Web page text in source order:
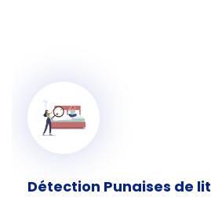
Détection Punaises de lit